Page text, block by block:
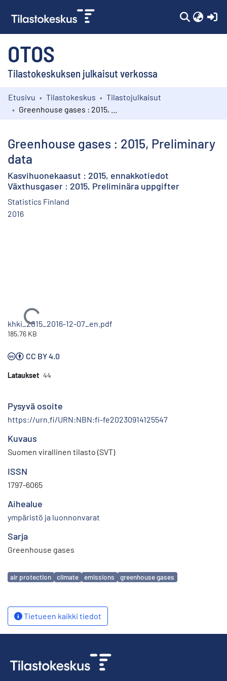
OTOS
Tilastokeskuksen julkaisut verkossa
Kokoelmat
Etusivu Tilastokeskus
Tilastojulkaisut
Greenhouse gases : 2015, Preliminary
data
Kasvihuonekaasut : 2015, ennakkotiedot
Växthusgaser : 2015, Preliminära uppgifter
Statistics Finland
2016
Ladataan...
khki_2015_2016-12-07_en.pdf
185.76 KB
CC BY 4.0
Lataukset 44
Pysyvä osoite
https://urn.fi/URN:NBN:fi-fe20230914125547
Kuvaus
Suomen virallinen tilasto (SVT)
ISSN
1797-6065
Aihealue
ympäristö ja luonnonvarat
Sarja
Greenhouse gases
Avainsanat
air protection climate emissions greenhouse gases
Tietueen kaikki tiedot